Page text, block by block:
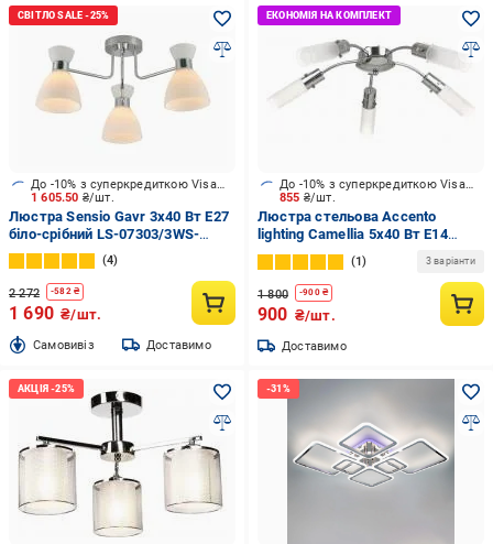
1 605.50 ₴/шт.
До -10% з суперкредиткою Visa Вигода
Люстра Sensio Gavr 3x40 Вт E27
біло-срібний LS-07303/3WS-
E2740W
4
2 272 -582₴
1 690 ₴/шт.
Cамовивіз Доставимо
855 ₴/шт.
До -10% з суперкредиткою Visa Вигода
Люстра стельова Accento
lighting Camellia 5x40 Вт E14
хром ALPL-BL19230-5
1 3 варіанти
1 800 -900₴
900 ₴/шт.
Доставимо